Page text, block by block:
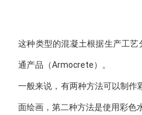
这种类型的混凝土根据生产工
通产品（Armocrete）。
一般来说，有两种方法可以制
面绘画，第二种方法是使用彩色